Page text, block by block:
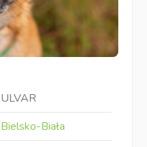
ULVAR
Bielsko-Biała